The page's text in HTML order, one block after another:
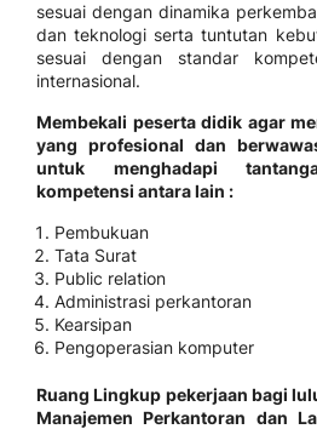
sesuai dengan dinamika
dan teknologi serta tuntutan
sesuai dengan standar
internasional.
Membekali peserta didik agar
yang profesional dan
untuk menghadapi
kompetensi antara lain :
Pembukuan
Tata Surat
Public relation
Administrasi perkantoran
Kearsipan
Pengoperasian komputer
Ruang Lingkup pekerjaan bagi
Manajemen Perkantoran dan